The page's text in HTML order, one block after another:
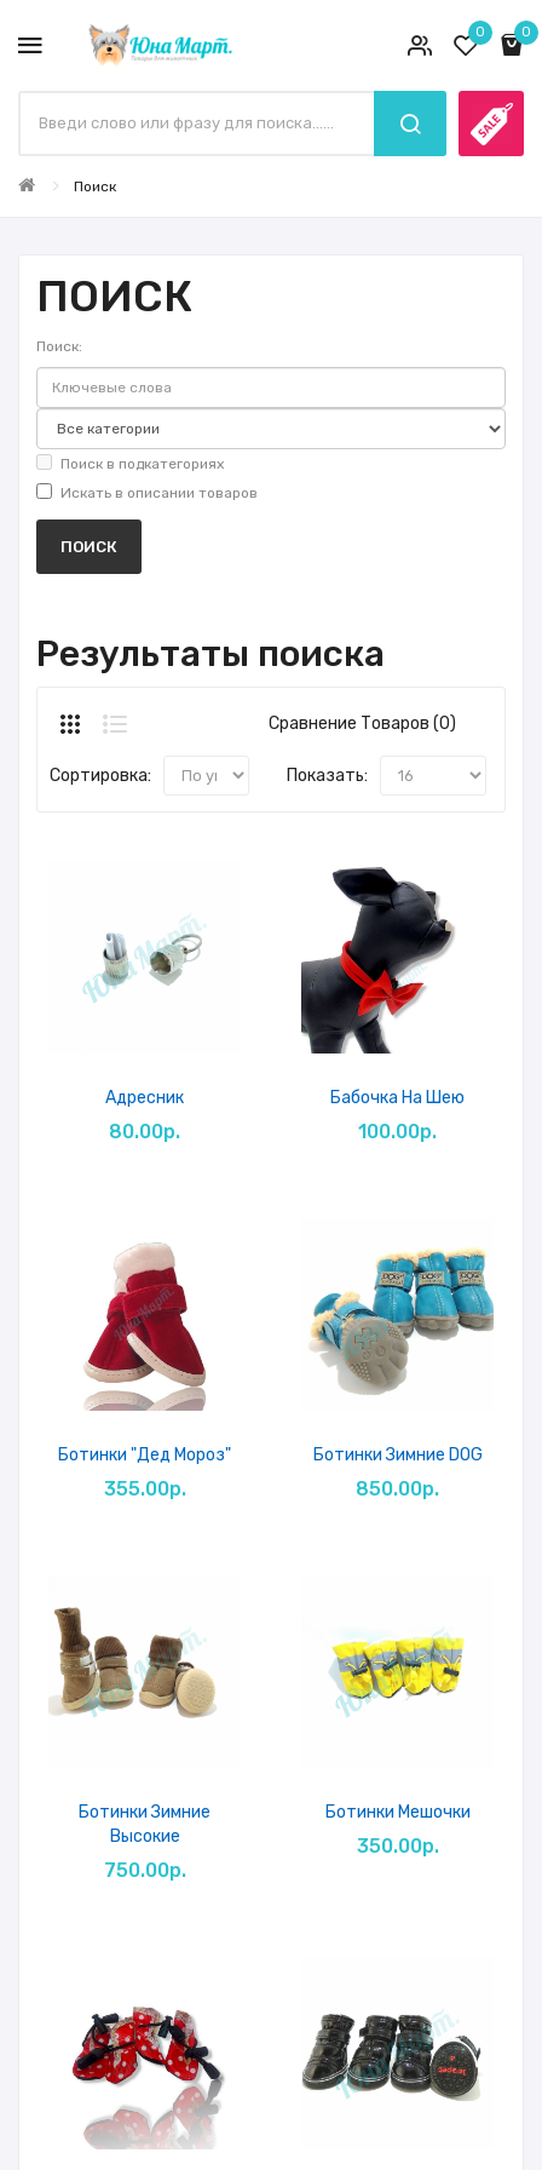
0 0
Поиск
ПОИСК
Поиск:
Поиск в подкатегориях
Искать в описании товаров
Результаты поиска
Сравнение Товаров (0)
Сортировка: Показать:
Адресник
80.00р.
Бабочка На Шею
100.00р.
Ботинки "Дед Мороз"
355.00р.
Ботинки Зимние DOG
850.00р.
Ботинки Зимние
Высокие
750.00р.
Ботинки Мешочки
350.00р.